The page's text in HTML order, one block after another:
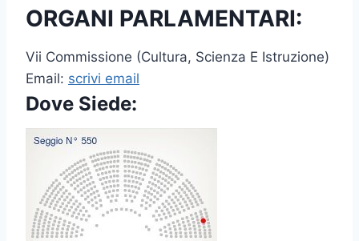
ORGANI PARLAMENTARI:
Vii Commissione (Cultura, Scienza E Istruzione)
Email: scrivi email
Dove Siede: